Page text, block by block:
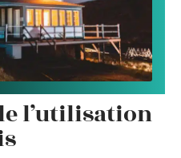
l’utilisation